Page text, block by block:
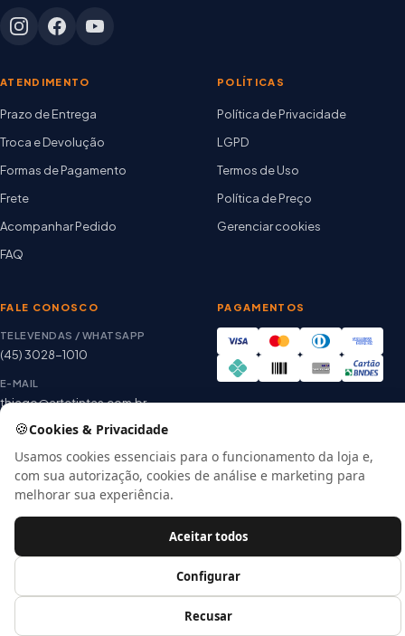
ATENDIMENTO
Prazo de Entrega
Troca e Devolução
Formas de Pagamento
Frete
Acompanhar Pedido
FAQ
POLÍTICAS
Política de Privacidade
LGPD
Termos de Uso
Política de Preço
Gerenciar cookies
FALE CONOSCO
TELEVENDAS / WHATSAPP
(45) 3028-1010
E-MAIL
thiago@artetintas.com.br
HORÁRIO
Seg. a Sex. 8h às 18h
Sábado 8h às 12h
PAGAMENTOS
© 2026 Arte Tintas · CNPJ 00.057.118/0001-56
E-commerce por
🍪Cookies & Privacidade
Usamos cookies essenciais para o funcionamento da loja e,
com sua autorização, cookies de análise e marketing para
melhorar sua experiência.
Recusar
Configurar
Aceitar todos